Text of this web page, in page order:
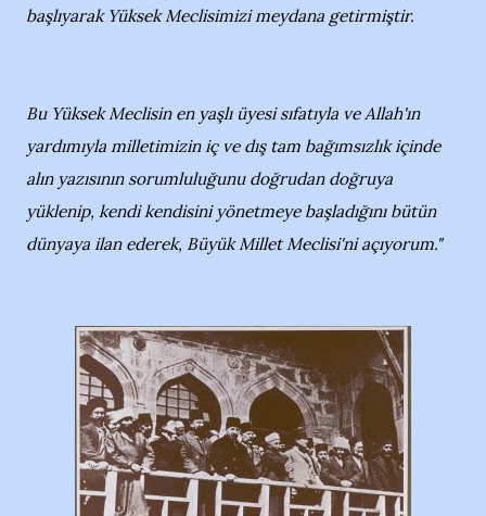
başlıyarak Yüksek Meclisimizi meydana getirmiştir.
Bu Yüksek Meclisin en yaşlı üyesi sıfatıyla ve Allah'ın
yardımıyla milletimizin iç ve dış tam bağımsızlık içinde
alın yazısının sorumluluğunu doğrudan doğruya
yüklenip, kendi kendisini yönetmeye başladığını bütün
dünyaya ilan ederek, Büyük Millet Meclisi'ni açıyorum."